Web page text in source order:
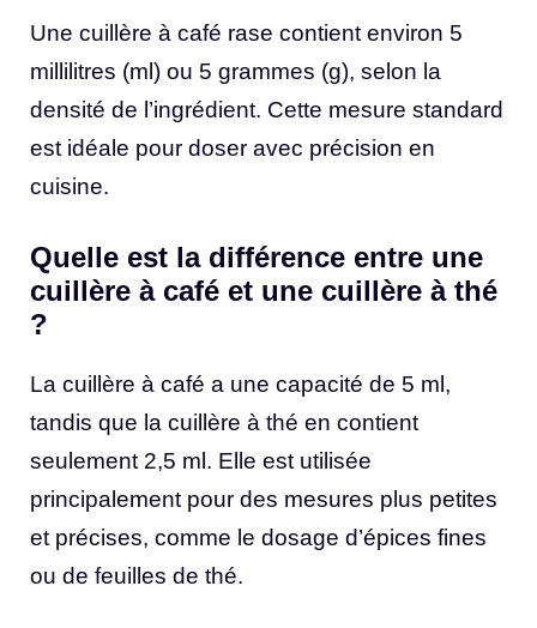
Une cuillère à café rase contient environ 5
millilitres (ml) ou 5 grammes (g), selon la
densité de l’ingrédient. Cette mesure standard
est idéale pour doser avec précision en
cuisine.
Quelle est la différence entre une
cuillère à café et une cuillère à thé
?
La cuillère à café a une capacité de 5 ml,
tandis que la cuillère à thé en contient
seulement 2,5 ml. Elle est utilisée
principalement pour des mesures plus petites
et précises, comme le dosage d’épices fines
ou de feuilles de thé.